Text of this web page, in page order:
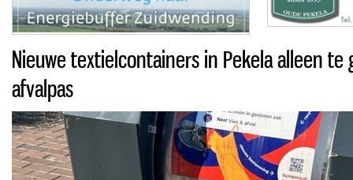
Nieuwe textielcontainers in Pekela alleen
afvalpas